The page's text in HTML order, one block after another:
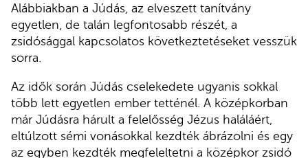
Alábbiakban a Júdás, az elveszett tanítvány
egyetlen, de talán legfontosabb részét, a
zsidósággal kapcsolatos következtetéseket vesszük
sorra.
Az idők során Júdás cselekedete ugyanis sokkal
több lett egyetlen ember tetténél. A középkorban
már Júdásra hárult a felelősség Jézus haláláért,
eltúlzott sémi vonásokkal kezdték ábrázolni és egy
az egyben kezdték megfeleltetni a középkor zsidó